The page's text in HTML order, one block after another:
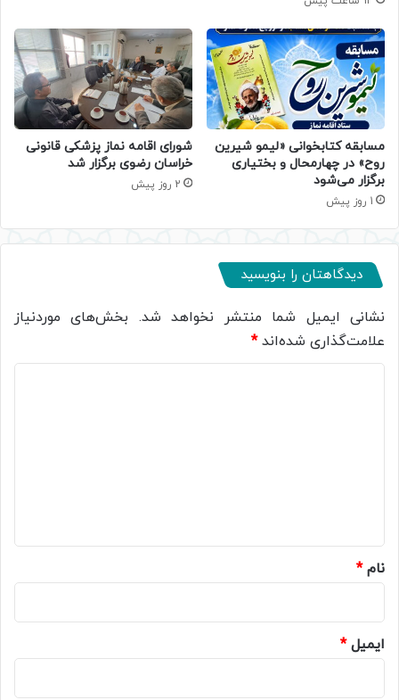
مسابقه کتابخوانی «لیمو شیرین
روح» در چهارمحال و بختیاری
برگزار می‌شود
1 روز پیش
شورای اقامه نماز پزشکی قانونی
خراسان رضوی برگزار شد
2 روز پیش
دیدگاهتان را بنویسید
نشانی ایمیل شما منتشر نخواهد شد. بخش‌های موردنیاز
علامت‌گذاری شده‌اند*
نام*
ایمیل*